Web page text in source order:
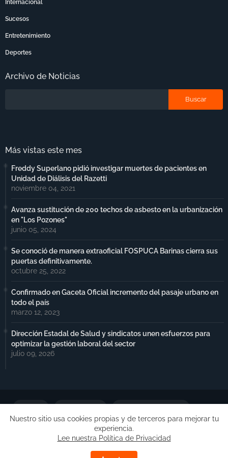
Internacional
Sucesos
Entretenimiento
Deportes
Archivo de Noticias
Más vistas este mes
Freddy Superlano pidió investigar muertes de pacientes en
Unidad de Diálisis del Razetti
noviembre 04, 2021
Avanza sustitución de 200 techos de asbesto en la urbanización
en "Los Pozones"
junio 05, 2024
Se conoció de manera extraoficial FOSPUCA Barinas cierra sus
puertas definitivamente.
octubre 25, 2022
Confirmado en Gaceta Oficial incremento del pasaje urbano en
todo el país
marzo 12, 2023
Dirección Estadal de Salud y sindicatos unen esfuerzos para
optimizar la gestión laboral del sector
julio 09, 2026
Free Blogger Templates | Desarrollado por
Nuestro sitio usa cookies propias y de terceros para mejorar tu
experiencia.
Lee nuestra Política de Privacidad